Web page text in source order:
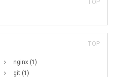
TOP
TOP
nginx (1)
git (1)